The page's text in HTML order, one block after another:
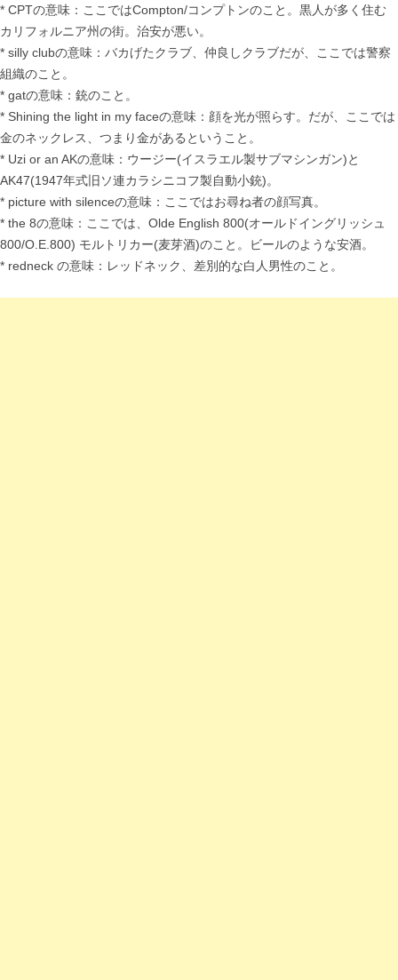
* CPTの意味：ここではCompton/コンプトンのこと。黒人が多く住む
カリフォルニア州の街。治安が悪い。
* silly clubの意味：バカげたクラブ、仲良しクラブだが、ここでは警察
組織のこと。
* gatの意味：銃のこと。
* Shining the light in my faceの意味：顔を光が照らす。だが、ここでは
金のネックレス、つまり金があるということ。
* Uzi or an AKの意味：ウージー(イスラエル製サブマシンガン)と
AK47(1947年式旧ソ連カラシニコフ製自動小銃)。
* picture with silenceの意味：ここではお尋ね者の顔写真。
* the 8の意味：ここでは、Olde English 800(オールドイングリッシュ
800/O.E.800) モルトリカー(麦芽酒)のこと。ビールのような安酒。
* redneck の意味：レッドネック、差別的な白人男性のこと。